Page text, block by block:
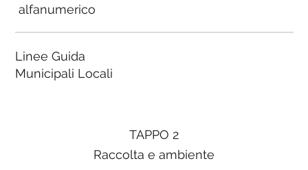
alfanumerico
Linee Guida
Municipali Locali
TAPPO 2
Raccolta e ambiente